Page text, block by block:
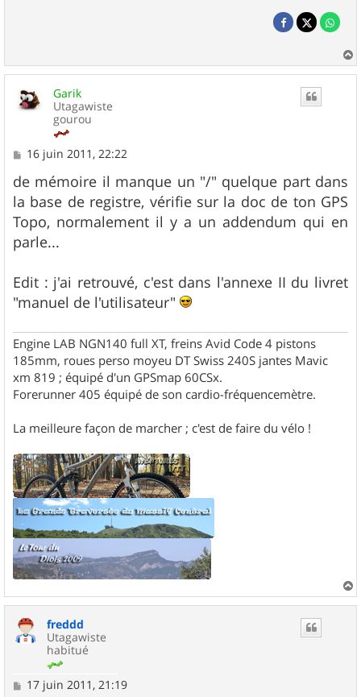
a
Garik
Utagawiste
gourou
M
s
s
a
g
e
16 juin 2011, 22:22
de mémoire il manque un "/" quelque part dans
la base de registre, vérifie sur la doc de ton GPS
Topo, normalement il y a un addendum qui en
parle...
Edit : j'ai retrouvé, c'est dans l'annexe II du livret
"manuel de l'utilisateur"
Engine LAB NGN140 full XT, freins Avid Code 4 pistons
185mm, roues perso moyeu DT Swiss 240S jantes Mavic
xm 819 ; équipé d'un GPSmap 60CSx.
Forerunner 405 équipé de son cardio-fréquencemètre.
La meilleure façon de marcher ; c'est de faire du vélo !
a
freddd
Utagawiste
habitué
M17 juin 2011, 21:19